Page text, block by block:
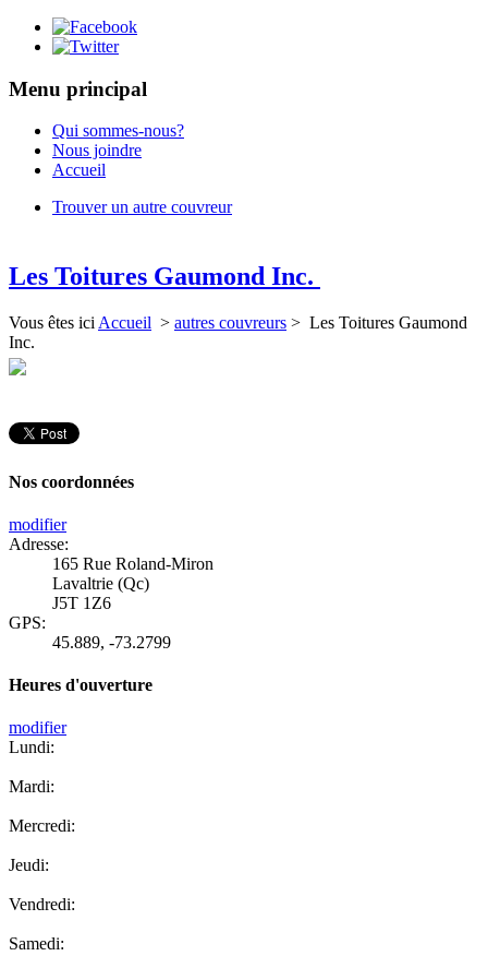
Menu principal
Qui sommes-nous?
Nous joindre
Accueil
Trouver un autre couvreur
Les Toitures Gaumond Inc.
Vous êtes ici Accueil > autres couvreurs > Les Toitures Gaumond
Inc.
Nos coordonnées
modifier
Adresse:
165 Rue Roland-Miron
Lavaltrie (Qc)
J5T 1Z6
GPS:
45.889, -73.2799
Heures d'ouverture
modifier
Lundi:
Mardi:
Mercredi:
Jeudi:
Vendredi:
Samedi: